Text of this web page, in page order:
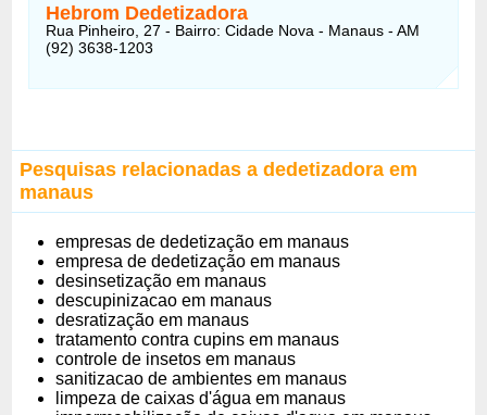
Hebrom Dedetizadora
Rua Pinheiro, 27 - Bairro: Cidade Nova - Manaus - AM
(92) 3638-1203
Pesquisas relacionadas a dedetizadora em
manaus
empresas de dedetização em manaus
empresa de dedetização em manaus
desinsetização em manaus
descupinizacao em manaus
desratização em manaus
tratamento contra cupins em manaus
controle de insetos em manaus
sanitizacao de ambientes em manaus
limpeza de caixas d'água em manaus